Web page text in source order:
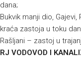
dana;
Bukvik manji dio,
kraća zastoja u toku
Rašljani – zastoj u
RJ VODOVOD I